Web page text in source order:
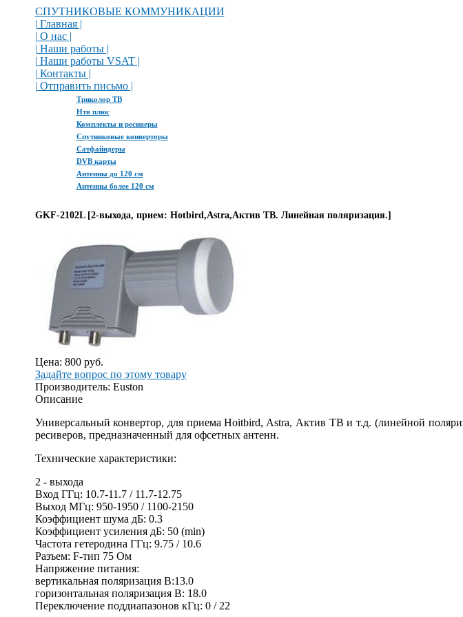
СПУТНИКОВЫЕ КОММУНИКАЦИИ
| Главная |
| О нас |
| Наши работы |
| Наши работы VSAT |
| Контакты |
| Отправить письмо |
Триколор ТВ
Нтв плюс
Комплекты и ресиверы
Спутниковые конверторы
Сатфайндеры
DVB карты
Антенны до 120 см
Антенны более 120 см
GKF-2102L [2-выхода, прием: Hotbird,Astra,Актив ТВ. Линейная поляризация.]
Цена: 800 руб.
Задайте вопрос по этому товару
Производитель: Euston
Описание
Универсальный конвертор, для приема Hoitbird, Astra, Актив ТВ и т.д. (линейной
ресиверов, предназначенный для офсетных антенн.
Технические характеристики:
2 - выхода
Вход ГГц: 10.7-11.7 / 11.7-12.75
Выход МГц: 950-1950 / 1100-2150
Коэффициент шума дБ: 0.3
Коэффициент усиления дБ: 50 (min)
Частота гетеродина ГГц: 9.75 / 10.6
Разъем: F-тип 75 Ом
Напряжение питания:
вертикальная поляризация В:13.0
горизонтальная поляризация В: 18.0
Переключение поддиапазонов кГц: 0 / 22